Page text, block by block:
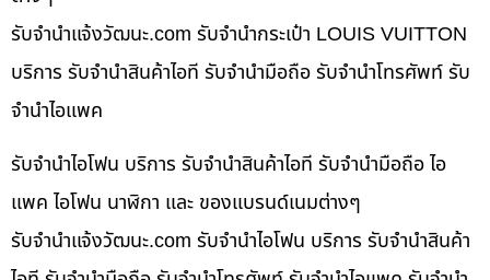
รับจํานําแจ้งวัฒนะ.com รับจำนำกระเป๋า LOUIS VUITTON
บริการ รับจำนำสินค้าไอที รับจำนำมือถือ รับจำนำโทรศัพท์ รับ
จำนำไอแพค
รับจำนำไอโฟน บริการ รับจำนำสินค้าไอที รับจำนำมือถือ ไอ
แพค ไอโฟน นาฬิกา และ ของแบรนด์เนมต่างๆ
รับจํานําแจ้งวัฒนะ.com รับจำนำไอโฟน บริการ รับจำนำสินค้า